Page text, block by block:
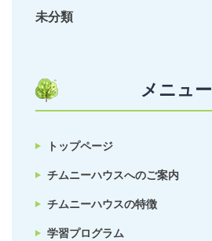
未分類
メニュー
トップページ
チムニーハウスへのご案内
チムニーハウスの特徴
学習プログラム